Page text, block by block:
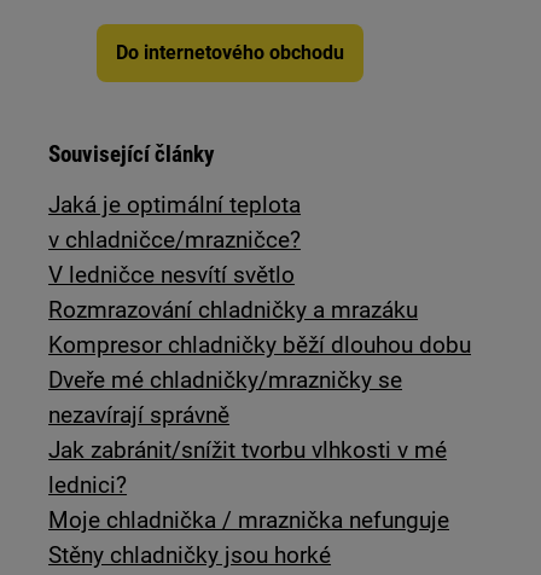
Do internetového obchodu
Související články
Jaká je optimální teplota
v chladničce/mrazničce?
V ledničce nesvítí světlo
Rozmrazování chladničky a mrazáku
Kompresor chladničky běží dlouhou dobu
Dveře mé chladničky/mrazničky se
nezavírají správně
Jak zabránit/snížit tvorbu vlhkosti v mé
lednici?
Moje chladnička / mraznička nefunguje
Stěny chladničky jsou horké